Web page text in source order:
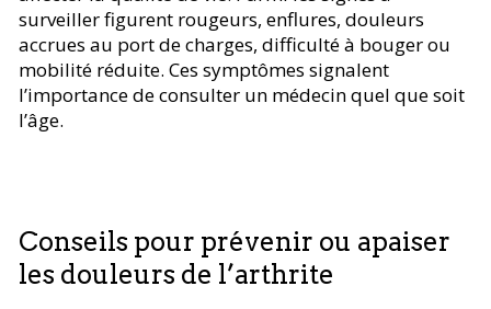
surveiller figurent rougeurs, enflures, douleurs
accrues au port de charges, difficulté à bouger ou
mobilité réduite. Ces symptômes signalent
l’importance de consulter un médecin quel que soit
l’âge.
Conseils pour prévenir ou apaiser
les douleurs de l’arthrite